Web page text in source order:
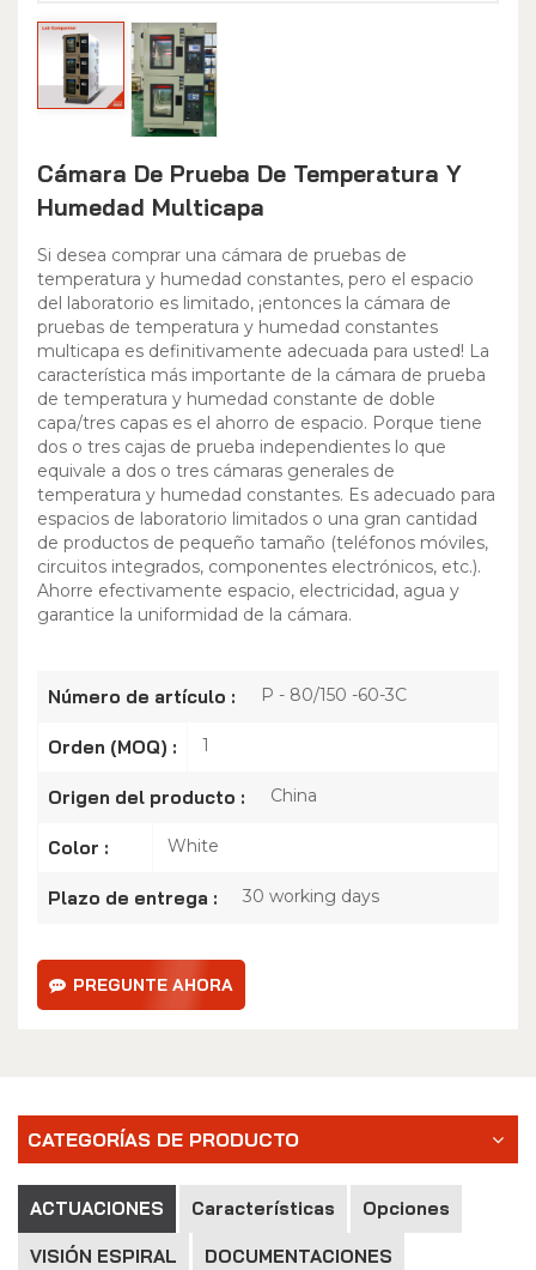
Cámara De Prueba De Temperatura Y
Humedad Multicapa
Si desea comprar una cámara de pruebas de
temperatura y humedad constantes, pero el espacio
del laboratorio es limitado, ¡entonces la cámara de
pruebas de temperatura y humedad constantes
multicapa es definitivamente adecuada para usted! La
característica más importante de la cámara de prueba
de temperatura y humedad constante de doble
capa/tres capas es el ahorro de espacio. Porque tiene
dos o tres cajas de prueba independientes lo que
equivale a dos o tres cámaras generales de
temperatura y humedad constantes. Es adecuado para
espacios de laboratorio limitados o una gran cantidad
de productos de pequeño tamaño (teléfonos móviles,
circuitos integrados, componentes electrónicos, etc.).
Ahorre efectivamente espacio, electricidad, agua y
garantice la uniformidad de la cámara.
Número de artículo : P - 80/150 -60-3C
Orden (MOQ) : 1
Origen del producto : China
Color : White
Plazo de entrega : 30 working days
PREGUNTE AHORA
CATEGORÍAS DE PRODUCTO
ACTUACIONES Características Opciones
VISIÓN ESPIRAL DOCUMENTACIONES